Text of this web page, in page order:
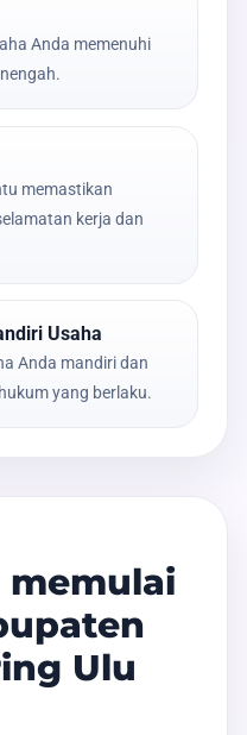
Anda memenuhi
memastikan
kerja dan
Usaha
Anda mandiri dan
yang berlaku.
Ulu